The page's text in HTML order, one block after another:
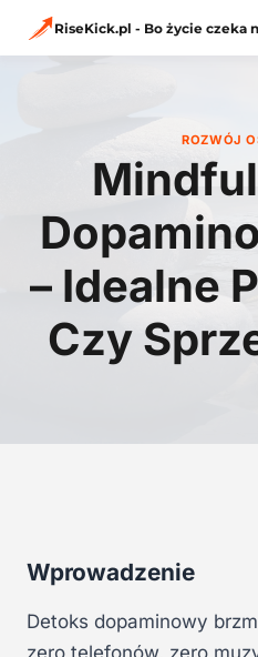
RiseKick.pl - Bo życie czeka
ROZWÓJ
– Idealne
Czy
Wprowadzenie
Detoks dopaminowy
zero telefonów, zero